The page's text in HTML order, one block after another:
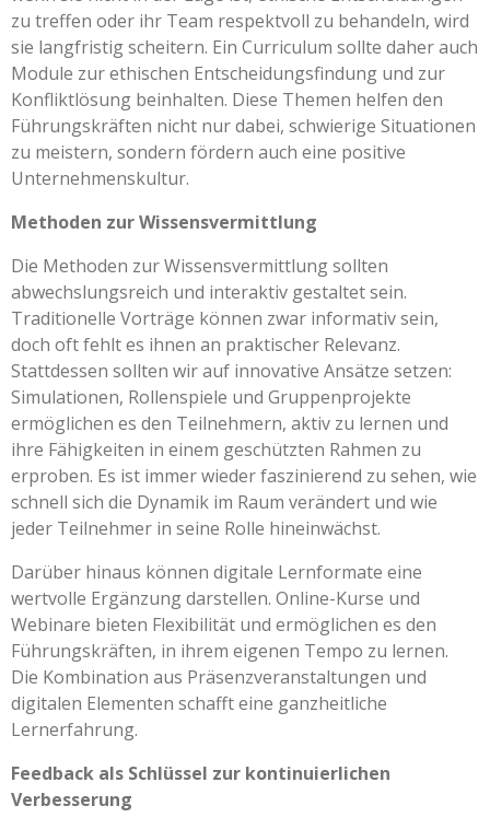
zu treffen oder ihr Team respektvoll zu behandeln, wird
sie langfristig scheitern. Ein Curriculum sollte daher auch
Module zur ethischen Entscheidungsfindung und zur
Konfliktlösung beinhalten. Diese Themen helfen den
Führungskräften nicht nur dabei, schwierige Situationen
zu meistern, sondern fördern auch eine positive
Unternehmenskultur.
Methoden zur Wissensvermittlung
Die Methoden zur Wissensvermittlung sollten
abwechslungsreich und interaktiv gestaltet sein.
Traditionelle Vorträge können zwar informativ sein,
doch oft fehlt es ihnen an praktischer Relevanz.
Stattdessen sollten wir auf innovative Ansätze setzen:
Simulationen, Rollenspiele und Gruppenprojekte
ermöglichen es den Teilnehmern, aktiv zu lernen und
ihre Fähigkeiten in einem geschützten Rahmen zu
erproben. Es ist immer wieder faszinierend zu sehen, wie
schnell sich die Dynamik im Raum verändert und wie
jeder Teilnehmer in seine Rolle hineinwächst.
Darüber hinaus können digitale Lernformate eine
wertvolle Ergänzung darstellen. Online-Kurse und
Webinare bieten Flexibilität und ermöglichen es den
Führungskräften, in ihrem eigenen Tempo zu lernen.
Die Kombination aus Präsenzveranstaltungen und
digitalen Elementen schafft eine ganzheitliche
Lernerfahrung.
Feedback als Schlüssel zur kontinuierlichen
Verbesserung